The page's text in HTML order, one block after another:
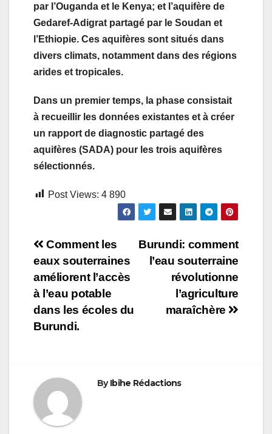
par l’Ouganda et le Kenya; et l’aquifère de
Gedaref-Adigrat partagé par le Soudan et
l’Ethiopie. Ces aquifères sont situés dans
divers climats, notamment dans des régions
arides et tropicales.
Dans un premier temps, la phase consistait
à recueillir les données existantes et à créer
un rapport de diagnostic partagé des
aquifères (SADA) pour les trois aquifères
sélectionnés.
Post Views: 4 890
Navigation
de
l’article
Burundi: comment
l’eau souterraine
révolutionne
l’agriculture
maraîchère
Comment les
eaux souterraines
améliorent l’accès
à l’eau potable
dans les écoles du
Burundi.
ByIbihe Rédactions